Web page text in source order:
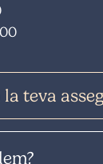
teva